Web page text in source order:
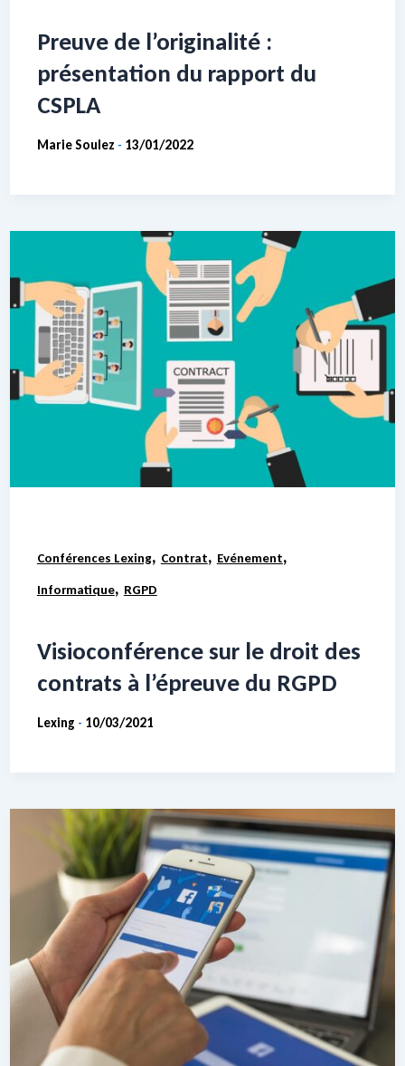
Preuve de l’originalité :
présentation du rapport du
CSPLA
Marie Soulez - 13/01/2022
Conférences Lexing, Contrat, Evénement,
Informatique, RGPD
Visioconférence sur le droit des
contrats à l’épreuve du RGPD
Lexing - 10/03/2021